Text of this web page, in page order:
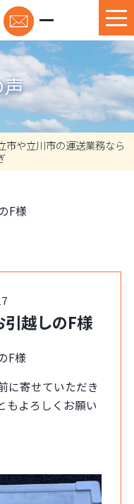
市や立川市の運送業務なら
F様
越しのF様
F様
に寄せていただき
もよろしくお願い